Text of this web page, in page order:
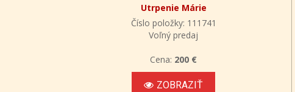
Utrpenie Márie
Číslo položky: 111741
Voľný predaj
Cena: 200 €
ZOBRAZIŤ